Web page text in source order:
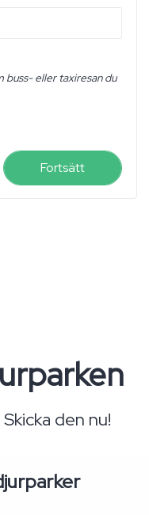
eller taxiresan du
Fortsätt
den nu!